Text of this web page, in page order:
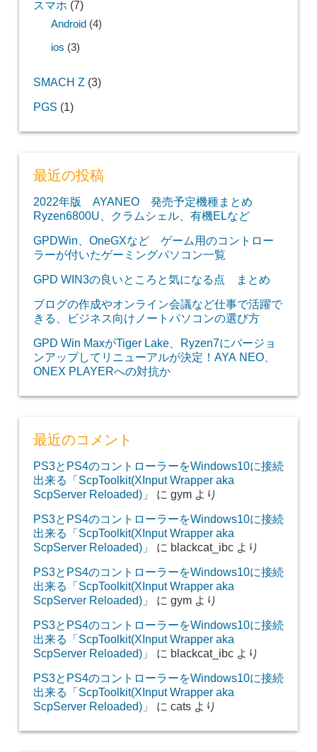
スマホ (7)
Android(4)
ios (3)
SMACH Z (3)
PGS (1)
最近の投稿
2022年版 AYANEO 発売予定機種まとめ
Ryzen6800U、クラムシェル、有機ELなど
GPDWin、OneGXなど ゲーム用のコントロー
ラーが付いたゲーミングパソコン一覧
GPD WIN3の良いところと気になる点 まとめ
ブログの作成やオンライン会議など仕事で活躍で
きる、ビジネス向けノートパソコンの選び方
GPD Win MaxがTiger Lake、Ryzen7にバージョ
ンアップしてリニューアルが決定！AYA NEO、
ONEX PLAYERへの対抗か
最近のコメント
PS3とPS4のコントローラーをWindows10に接続
出来る「ScpToolkit(XInput Wrapper aka
ScpServer Reloaded)」
に gymより
PS3とPS4のコントローラーをWindows10に接続
出来る「ScpToolkit(XInput Wrapper aka
ScpServer Reloaded)」
に blackcat_ibcより
PS3とPS4のコントローラーをWindows10に接続
出来る「ScpToolkit(XInput Wrapper aka
ScpServer Reloaded)」
に gymより
PS3とPS4のコントローラーをWindows10に接続
出来る「ScpToolkit(XInput Wrapper aka
ScpServer Reloaded)」
に blackcat_ibcより
PS3とPS4のコントローラーをWindows10に接続
出来る「ScpToolkit(XInput Wrapper aka
ScpServer Reloaded)」
に catsより